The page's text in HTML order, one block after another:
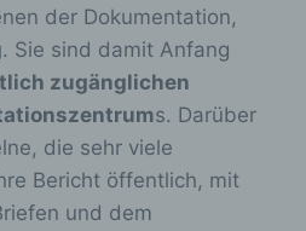
der Dokumentation,
. Sie sind damit Anfang
zugänglichen
s. Darüber
die sehr viele
Bericht öffentlich, mit
und dem